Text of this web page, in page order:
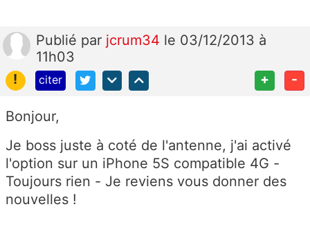
Publié par jcrum34 le 03/12/2013 à
11h03
!
citer + -
Bonjour,
Je boss juste à coté de l'antenne, j'ai activé
l'option sur un iPhone 5S compatible 4G -
Toujours rien - Je reviens vous donner des
nouvelles !